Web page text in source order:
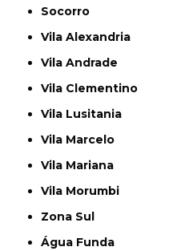
Socorro
Vila Alexandria
Vila Andrade
Vila Clementino
Vila Lusitania
Vila Marcelo
Vila Mariana
Vila Morumbi
Zona Sul
Água Funda